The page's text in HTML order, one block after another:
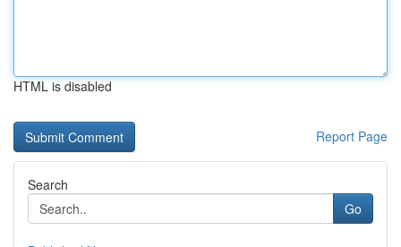
HTML is disabled
Report Page
Search
Go